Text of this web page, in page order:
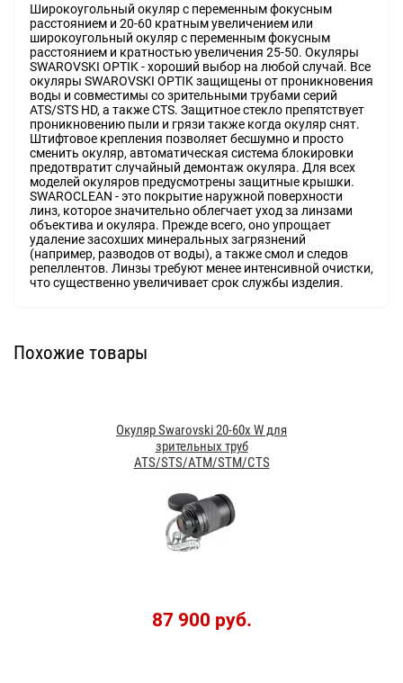
Широкоугольный окуляр с переменным фокусным
расстоянием и 20-60 кратным увеличением или
широкоугольный окуляр с переменным фокусным
расстоянием и кратностью увеличения 25-50. Окуляры
SWAROVSKI OPTIK - хороший выбор на любой случай. Все
окуляры SWAROVSKI OPTIK защищены от проникновения
воды и совместимы со зрительными трубами серий
ATS/STS HD, а также CTS. Защитное стекло препятствует
проникновению пыли и грязи также когда окуляр снят.
Штифтовое крепления позволяет бесшумно и просто
сменить окуляр, автоматическая система блокировки
предотвратит случайный демонтаж окуляра. Для всех
моделей окуляров предусмотрены защитные крышки.
SWAROCLEAN - это покрытие наружной поверхности
линз, которое значительно облегчает уход за линзами
объектива и окуляра. Прежде всего, оно упрощает
удаление засохших минеральных загрязнений
(например, разводов от воды), а также смол и следов
репеллентов. Линзы требуют менее интенсивной очистки,
что существенно увеличивает срок службы изделия.
Похожие товары
Окуляр Swarovski 20-60x W для
зрительных труб
ATS/STS/ATM/STM/CTS
87 900 руб.